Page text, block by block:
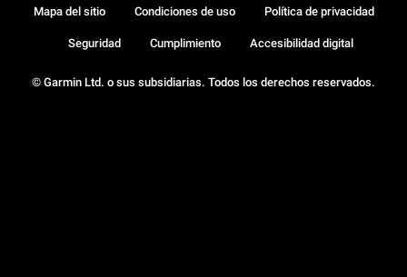
© Garmin Ltd. o sus subsidiarias. Todos los derechos reservados.
Mapa del sitio Condiciones de uso Política de privacidad
Seguridad Cumplimiento Accesibilidad digital